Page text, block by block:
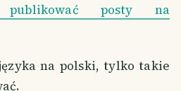
posty na
na polski, tylko takie